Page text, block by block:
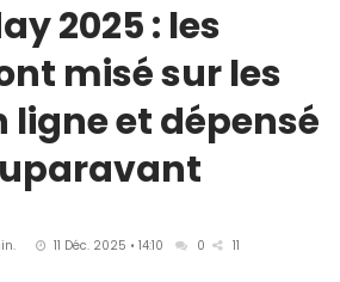
2025 : les
misé sur les
ligne et dépensé
11 Déc. 2025 • 14:10 0 11